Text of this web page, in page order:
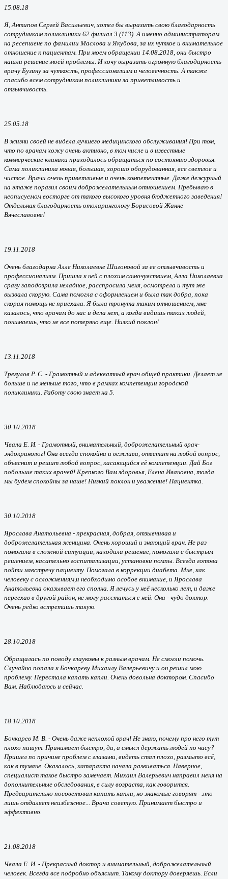
15.08.18
Я, Антипов Сергей Васильевич, хотел бы выразить свою благодарность
сотрудникам поликлиники 62 филиал 3 (113). А именно администраторам
на ресепшене по фамилии Маслова и Якубова, за их чуткое и внимательное
отношение к пациентам. При моем обращении 14.08.2018, они быстро
нашли решение моей проблемы. И хочу выразить огромную благодарность
врачу Бузину за чуткость, профессионализм и человечность. А также
спасибо всем сотрудникам поликлиники за приветливость и
отзывчивость.
25.05.18
В жизни своей не видела лучшего медицинского обслуживания! При том,
что по врачам хожу очень активно, в том числе и в известные
коммерческие клиники приходилось обращаться по состоянию здоровья.
Сама поликлиника новая, большая, хорошо оборудованная, все светлое и
чистое. Врачи очень приветливые и очень компетентные. Даже дежурный
на этаже поразил своим доброжелательным отношением. Пребываю в
неописуемом восторге от такого высокого уровня бюджетного заведения!
Отдельная благодарность отоларингологу Борисовой Жанне
Вячеславовне!
19.11.2018
Очень благодарна Алле Николаевне Шигоновой за ее отзывчивость и
профессионализм. Пришла к ней с плохим самочувствием, Алла Николаевна
сразу заподозрила неладное, расспросила меня, осмотрела и тут же
вызвала скорую. Сама помогла с оформлением и была так добра, пока
скорая помощь не приехала. Я была тронута таким отношением, мне
казалось, что врачам до нас и дела нет, а когда видишь таких людей,
понимаешь, что не все потеряно еще. Низкий поклон!
13.11.2018
Трегулов Р. С. - Грамотный и адекватный врач общей практики. Делает не
больше и не меньше того, что в рамках компетенции городской
поликлиники. Работу свою знает на 5.
30.10.2018
Чвала Е. И. - Грамотный, внимательный, доброжелательный врач-
эндокринолог! Она всегда спокойна и вежлива, ответит на любой вопрос,
объяснит и решит любой вопрос, касающийся её компетенции. Дай Бог
побольше таких врачей! Крепкого Вам здоровья, Елена Ивановна, тогда
мы будем спокойны за наше! Низкий поклон и уважение! Пациентка.
30.10.2018
Ярослава Анатольевна - прекрасная, добрая, отзывчивая и
доброжелательная женщина. Очень хороший и знающий врач. Не раз
помогала в сложной ситуации, находила решение, помогала с быстрым
решением, касательно госпитализации, установки помпы. Всегда готова
пойти навстречу пациенту. Помогала в коррекции диабета. Мне, как
человеку с осложнениям,и необходимо особое внимание, и Ярослава
Анатольевна оказывает его сполна. Я лечусь у неё несколько лет, и даже
переехав в другой район, не могу расстаться с ней. Она - чудо доктор.
Очень редко встретишь такую.
28.10.2018
Обращалась по поводу глаукомы к разным врачам. Не смогли помочь.
Случайно попала к Бочкареву Михаилу Валерьевичу и он решил мою
проблему. Перестала капать капли. Очень довольна доктором. Спасибо
Вам. Наблюдаюсь и сейчас.
18.10.2018
Бочкарев М. В. - Очень даже неплохой врач! Не знаю, почему про него тут
плохо пишут. Принимает быстро, да, а смысл держать людей по часу?
Пришел по причине проблем с глазами, видеть стал плохо, размыто всё,
как в тумане. Оказалось, катаракта начала развиваться. Наверное,
специалист такое быстро замечает. Михаил Валерьевич направил меня на
дополнительные обследования, в силу возраста, как говорится.
Предварительно посоветовал капать капли, но знакомые говорят - это
лишь отдаляет неизбежное... Врача советую. Принимает быстро и
эффективно.
21.08.2018
Чвала Е. И. - Прекрасный доктор и внимательный, доброжелательный
человек. Всегда все подробно объяснит. Такому доктору доверяешь. Если